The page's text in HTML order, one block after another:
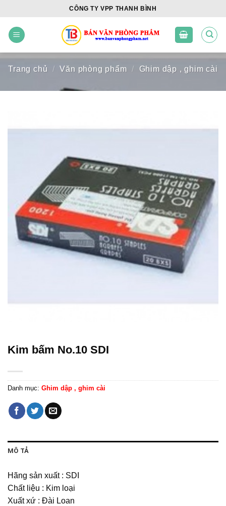
content
CÔNG TY VPP THANH BÌNH
Trang chủ / Văn phòng phẩm / Ghim dập , ghim cài
Kim bấm No.10 SDI
Danh mục: Ghim dập , ghim cài
MÔ TẢ
Hãng sản xuất : SDI
Chất liệu : Kim loại
Xuất xứ : Đài Loan